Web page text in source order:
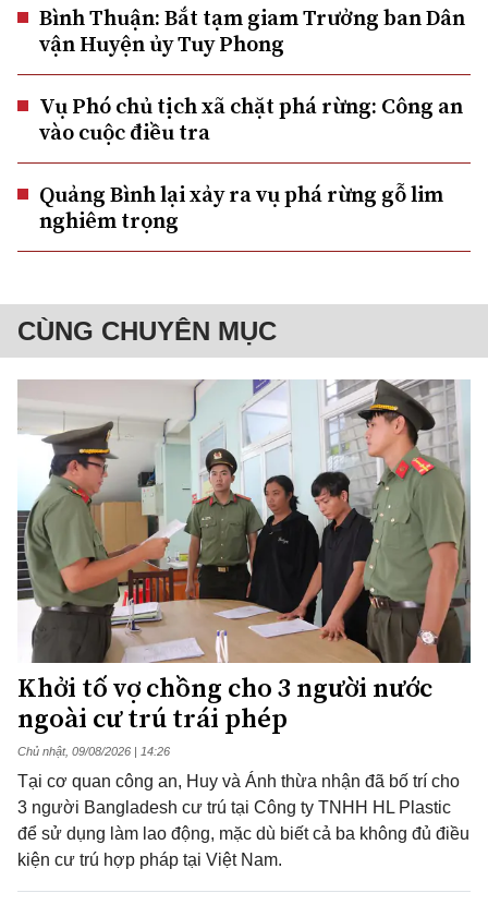
Bình Thuận: Bắt tạm giam Trưởng ban Dân
vận Huyện ủy Tuy Phong
Vụ Phó chủ tịch xã chặt phá rừng: Công an
vào cuộc điều tra
Quảng Bình lại xảy ra vụ phá rừng gỗ lim
nghiêm trọng
CÙNG CHUYÊN MỤC
Khởi tố vợ chồng cho 3 người nước
ngoài cư trú trái phép
Chủ nhật, 09/08/2026 | 14:26
Tại cơ quan công an, Huy và Ánh thừa nhận đã bố trí cho
3 người Bangladesh cư trú tại Công ty TNHH HL Plastic
để sử dụng làm lao động, mặc dù biết cả ba không đủ điều
kiện cư trú hợp pháp tại Việt Nam.